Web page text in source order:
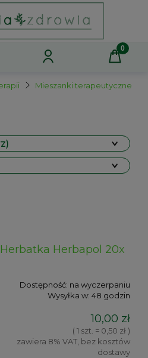
Mieszanki terapeutyczne
Herbapol 20x
Dostępność: na wyczerpaniu
Wysyłka w: 48 godzin
10,00 zł
( 1 szt. = 0,50 zł )
zawiera 8% VAT, bez kosztów
dostawy